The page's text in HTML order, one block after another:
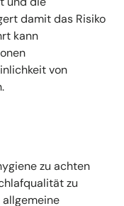
damit das Risiko
kann
von
zu achten
zu